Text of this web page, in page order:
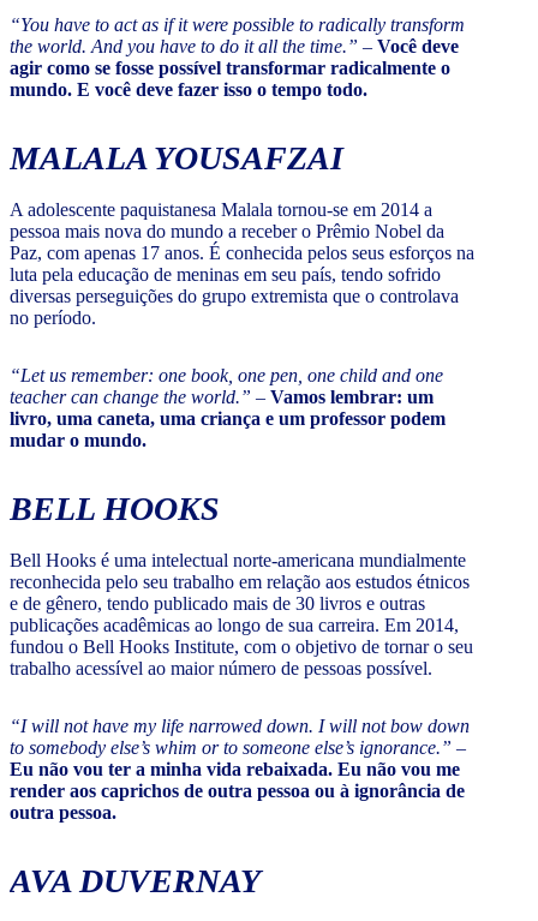
“You have to act as if it were possible to radically transform
the world. And you have to do it all the time.” – Você deve
agir como se fosse possível transformar radicalmente o
mundo. E você deve fazer isso o tempo todo.
MALALA YOUSAFZAI
A adolescente paquistanesa Malala tornou-se em 2014 a
pessoa mais nova do mundo a receber o Prêmio Nobel da
Paz, com apenas 17 anos. É conhecida pelos seus esforços na
luta pela educação de meninas em seu país, tendo sofrido
diversas perseguições do grupo extremista que o controlava
no período.
“Let us remember: one book, one pen, one child and one
teacher can change the world.” – Vamos lembrar: um
livro, uma caneta, uma criança e um professor podem
mudar o mundo.
BELL HOOKS
Bell Hooks é uma intelectual norte-americana mundialmente
reconhecida pelo seu trabalho em relação aos estudos étnicos
e de gênero, tendo publicado mais de 30 livros e outras
publicações acadêmicas ao longo de sua carreira. Em 2014,
fundou o Bell Hooks Institute, com o objetivo de tornar o seu
trabalho acessível ao maior número de pessoas possível.
“I will not have my life narrowed down. I will not bow down
to somebody else’s whim or to someone else’s ignorance.” –
Eu não vou ter a minha vida rebaixada. Eu não vou me
render aos caprichos de outra pessoa ou à ignorância de
outra pessoa.
AVA DUVERNAY